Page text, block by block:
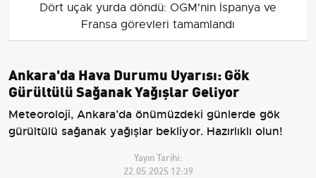
Dört uçak yurda döndü: OGM'nin İspanya ve
Fransa görevleri tamamlandı
Ankara'da Hava Durumu Uyarısı: Gök
Gürültülü Sağanak Yağışlar Geliyor
Meteoroloji, Ankara’da önümüzdeki günlerde gök
gürültülü sağanak yağışlar bekliyor. Hazırlıklı olun!
Yayın Tarihi:
22.05.2025 12:39